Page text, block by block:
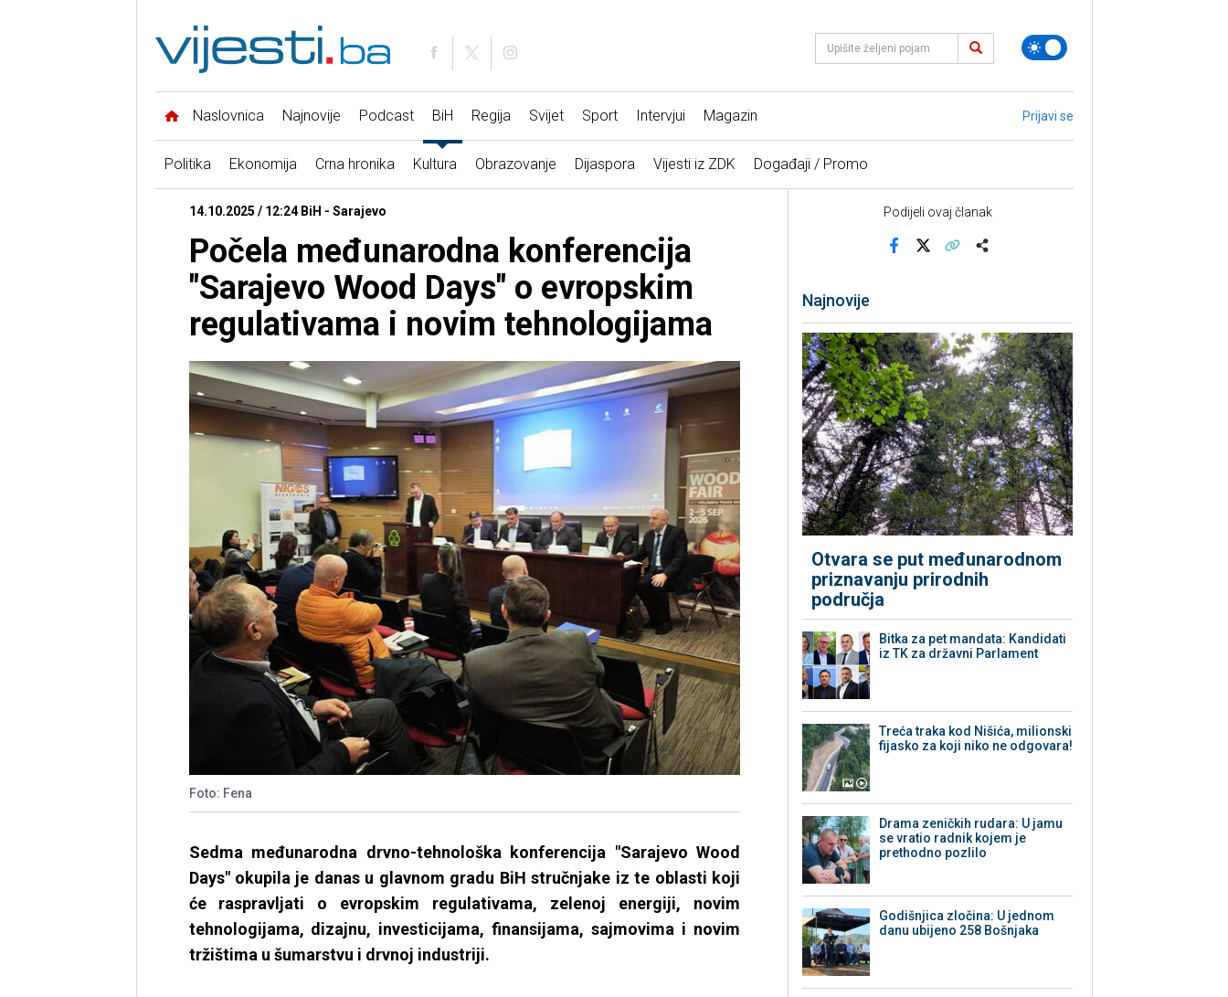
Naslovnica Najnovije Podcast BiH Regija Svijet Sport Intervjui Magazin Prijavi se
Politika Ekonomija Crna hronika Kultura Obrazovanje Dijaspora Vijesti iz ZDK Događaji / Promo
14.10.2025 / 12:24 BiH - Sarajevo
Počela međunarodna konferencija
"Sarajevo Wood Days" o evropskim
regulativama i novim tehnologijama
Foto: Fena
Sedma međunarodna drvno-tehnološka konferencija "Sarajevo Wood
Days" okupila je danas u glavnom gradu BiH stručnjake iz te oblasti koji
će raspravljati o evropskim regulativama, zelenoj energiji, novim
tehnologijama, dizajnu, investicijama, finansijama, sajmovima i novim
tržištima u šumarstvu i drvnoj industriji.
Podijeli ovaj članak
Najnovije
Otvara se put međunarodnom
priznavanju prirodnih
područja
Bitka za pet mandata: Kandidati
iz TK za državni Parlament
Treća traka kod Nišića, milionski
fijasko za koji niko ne odgovara!
Drama zeničkih rudara: U jamu
se vratio radnik kojem je
prethodno pozlilo
Godišnjica zločina: U jednom
danu ubijeno 258 Bošnjaka